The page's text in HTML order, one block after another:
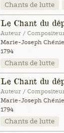
Chants de lutte
Le Chant du
Auteur /
Marie-Joseph
1794
Chants de lutte
Le Chant du
Auteur /
Marie-Joseph
1794
Chants de lutte